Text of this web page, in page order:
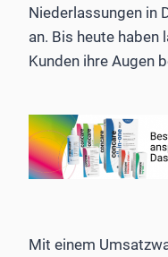
Niederlassungen in
an. Bis heute haben
Kunden ihre Augen
Mit einem